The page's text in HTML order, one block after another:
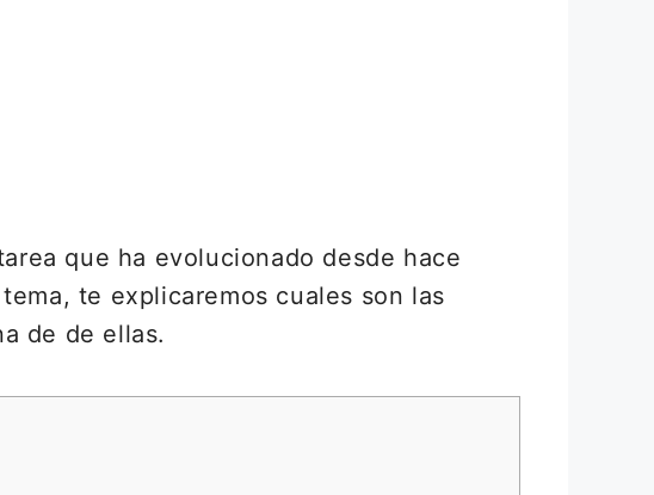
que ha evolucionado desde hace
te explicaremos cuales son las
de de ellas.